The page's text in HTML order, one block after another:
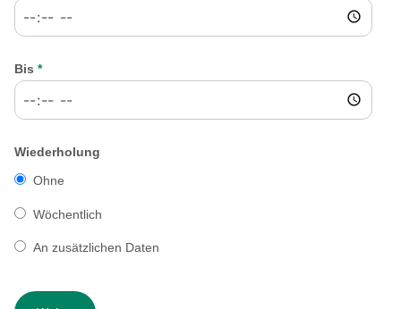
Bis *
Wiederholung
Ohne
Wöchentlich
An zusätzlichen Daten